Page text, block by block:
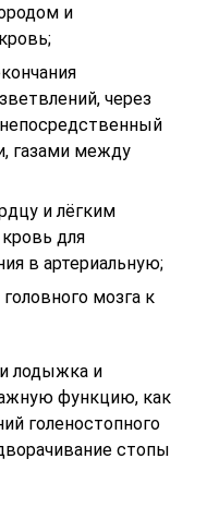
и
через
газами между
и лёгким
для
в артериальную;
мозга к
лодыжка и
функцию, как
голеностопного
стопы